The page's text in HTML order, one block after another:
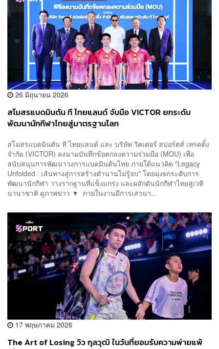
26 มิถุนายน 2026
สโมสรแบดมินตัน ที ไทยแลนด์ จับมือ VICTOR ยกระดับ
พัฒนานักกีฬาไทยสู่มาตรฐานโลก
สโมสรแบดมินตัน ที ไทยแลนด์ และ บริษัท วิคเตอร์ สปอร์ตส์ เทรดดิ้ง
จำกัด (VICTOR) ลงนามบันทึกข้อตกลงความร่วมมือ (MOU) เพื่อ
สนับสนุนการพัฒนาวงการแบดมินตันไทย ภายใต้แนวคิด "Legacy
Unfolded : เส้นทางสู่การสร้างตำนานไม่รู้จบ" โดยมุ่งยกระดับการ
พัฒนานักกีฬา วางรากฐานที่แข็งแกร่ง และผลักดันนักกีฬาไทยสู่เวที
นานาชาติ ดูภาพข่าว ▼ ภายในงานมีการเสวนา...
17 พฤษภาคม 2026
The Art of Losing วิว กุลวุฒิ ในวันที่ยอมรับความพ่ายแพ้